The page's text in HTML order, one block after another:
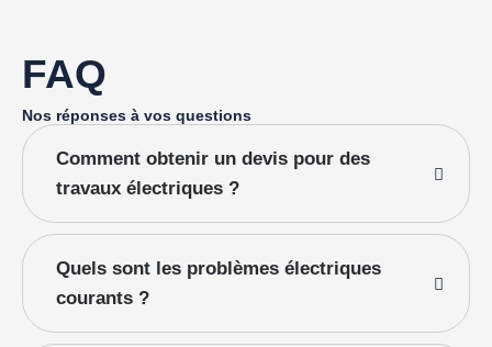
FAQ
Nos réponses à vos questions
Comment obtenir un devis pour des
travaux électriques ?
Quels sont les problèmes électriques
courants ?